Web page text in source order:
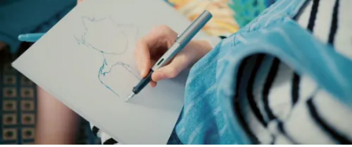
Stylo-plume
Stylo-bille
Stylo à pression/à vis
Stylo multi-système